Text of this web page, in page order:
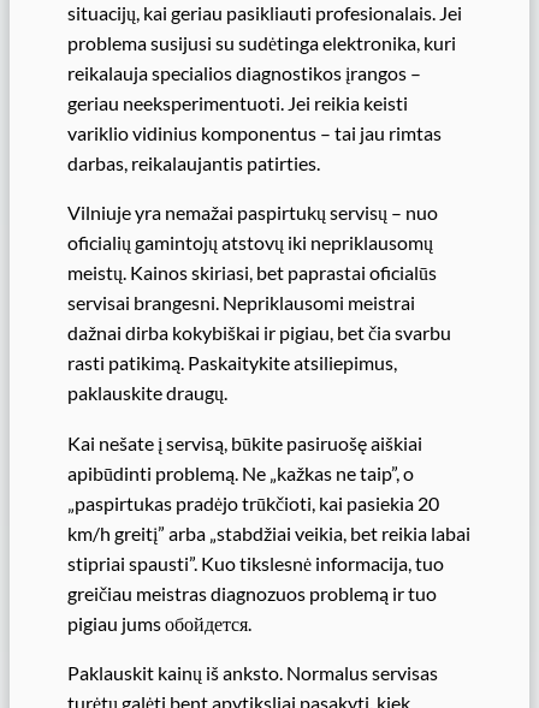
situacijų, kai geriau pasikliauti profesionalais. Jei
problema susijusi su sudėtinga elektronika, kuri
reikalauja specialios diagnostikos įrangos –
geriau neeksperimentuoti. Jei reikia keisti
variklio vidinius komponentus – tai jau rimtas
darbas, reikalaujantis patirties.
Vilniuje yra nemažai paspirtukų servisų – nuo
oficialių gamintojų atstovų iki nepriklausomų
meistų. Kainos skiriasi, bet paprastai oficialūs
servisai brangesni. Nepriklausomi meistrai
dažnai dirba kokybiškai ir pigiau, bet čia svarbu
rasti patikimą. Paskaitykite atsiliepimus,
paklauskite draugų.
Kai nešate į servisą, būkite pasiruošę aiškiai
apibūdinti problemą. Ne „kažkas ne taip”, o
„paspirtukas pradėjo trūkčioti, kai pasiekia 20
km/h greitį” arba „stabdžiai veikia, bet reikia labai
stipriai spausti”. Kuo tikslesnė informacija, tuo
greičiau meistras diagnozuos problemą ir tuo
pigiau jums обойдется.
Paklauskit kainų iš anksto. Normalus servisas
turėtų galėti bent apytiksliai pasakyti, kiek